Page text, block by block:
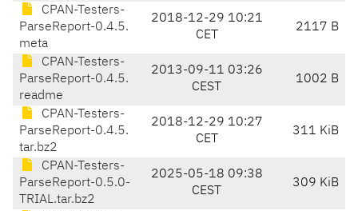
CPAN-Testers-
ParseReport-0.4.5.
meta
2018-12-29 10:21
CET
2117 B
CPAN-Testers-
ParseReport-0.4.5.
readme
2013-09-11 03:26
CEST
1002 B
CPAN-Testers-
ParseReport-0.4.5.
tar.bz2
2018-12-29 10:27
CET
311 KiB
CPAN-Testers-
ParseReport-0.5.0-
TRIAL.tar.bz2
2025-05-18 09:38
CEST
309 KiB